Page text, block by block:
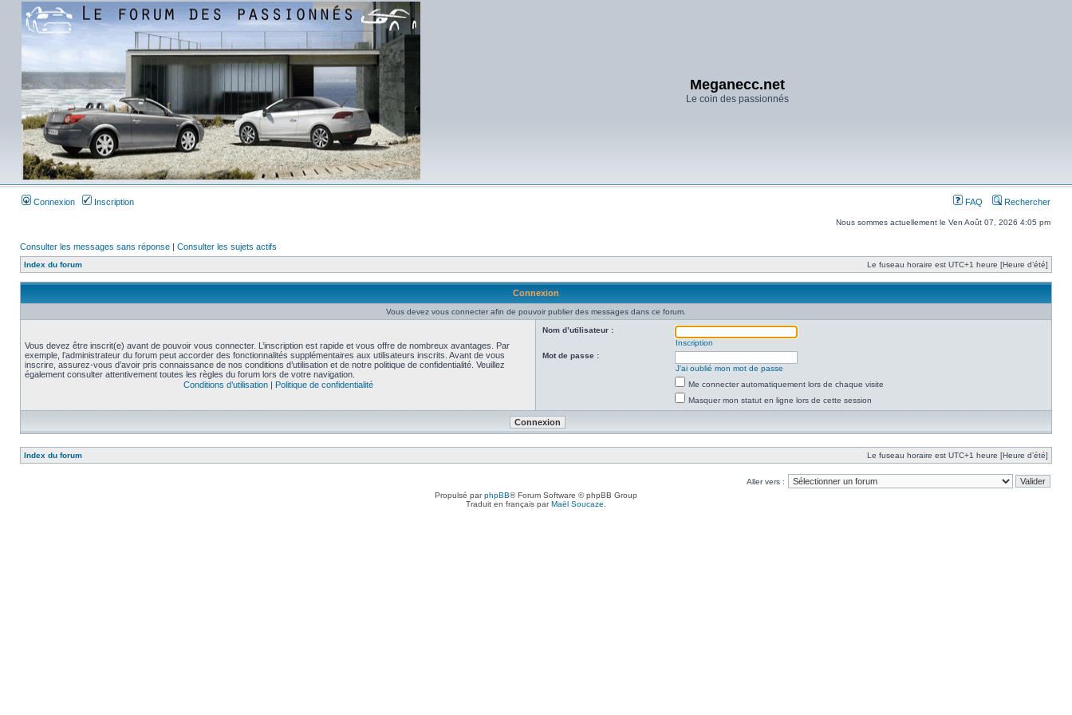
Meganecc.net
Le coin des passionnés
Connexion Inscription FAQ Rechercher
Nous sommes actuellement le Ven Août 07, 2026 4:05 pm
Consulter les messages sans réponse | Consulter les sujets actifs
Index du forum Le fuseau horaire est UTC+1 heure [Heure d’été]
Connexion
Vous devez vous connecter afin de pouvoir publier des messages dans ce forum.
Vous devez être inscrit(e) avant de pouvoir vous connecter. L’inscription est rapide et vous offre de nombreux avantages. Par
exemple, l’administrateur du forum peut accorder des fonctionnalités supplémentaires aux utilisateurs inscrits. Avant de vous
inscrire, assurez-vous d’avoir pris connaissance de nos conditions d’utilisation et de notre politique de confidentialité. Veuillez
également consulter attentivement toutes les règles du forum lors de votre navigation.
Conditions d’utilisation| Politique de confidentialité
Nom d’utilisateur :
Inscription
Mot de passe :
J’ai oublié mon mot de passe
Me connecter automatiquement lors de chaque visite
Masquer mon statut en ligne lors de cette session
Index du forum Le fuseau horaire est UTC+1 heure [Heure d’été]
Aller vers :
Propulsé parphpBB® Forum Software © phpBB Group
Traduit en français parMaël Soucaze